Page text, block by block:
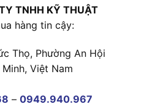
TNHH KỸ THUẬT
hàng tin cậy:
Thọ, Phường An Hội
Việt Nam
– 0949.940.967